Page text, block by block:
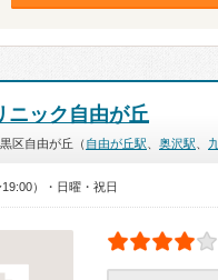
ニック自由が丘
区自由が丘（ 自由が丘駅 奥沢駅
）・日曜・祝日